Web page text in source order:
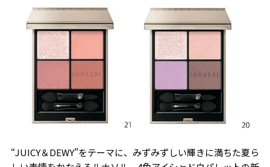
“JUICY＆DEWY”をテーマに、みずみずしい輝きに満ちた夏ら